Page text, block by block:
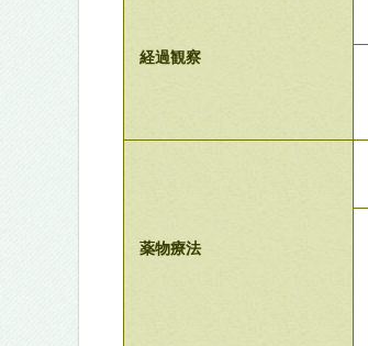
経過観察
薬物療法